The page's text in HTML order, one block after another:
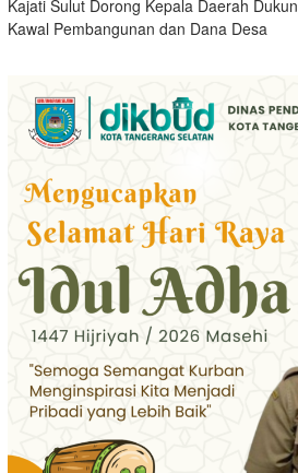
Kajati Sulut Dorong Kepala Daerah
Kawal Pembangunan dan Dana Desa